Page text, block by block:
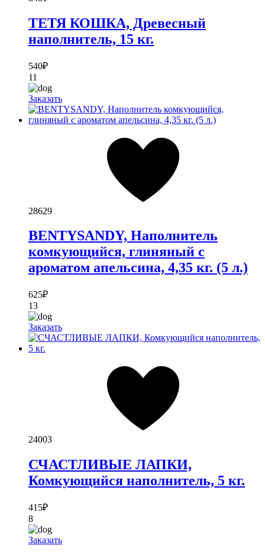
ТЕТЯ КОШКА, Древесный
наполнитель, 15 кг.
540₽
11
Заказать
28629
BENTYSANDY, Наполнитель
комкующийся, глиняный с
ароматом апельсина, 4,35 кг. (5 л.)
625₽
13
Заказать
24003
СЧАСТЛИВЫЕ ЛАПКИ,
Комкующийся наполнитель, 5 кг.
415₽
8
Заказать